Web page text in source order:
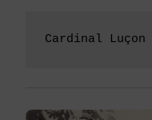
Cardinal Luçon